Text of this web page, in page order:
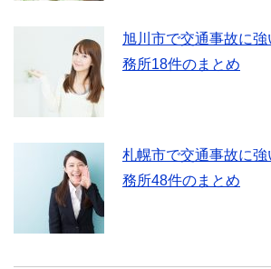
旭川市で交通事故に
務所18件のまとめ
札幌市で交通事故に
務所48件のまとめ